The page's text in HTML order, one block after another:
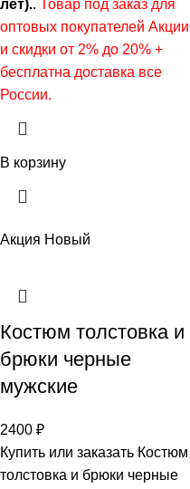
лет)..
Товар под заказ для
оптовых покупателей Акции
и скидки от 2% до 20% +
бесплатна доставка все
России.
В корзину
Акция Новый
Костюм толстовка и
брюки черные
мужские
2400 ₽
Купить или заказать Костюм
толстовка и брюки черные